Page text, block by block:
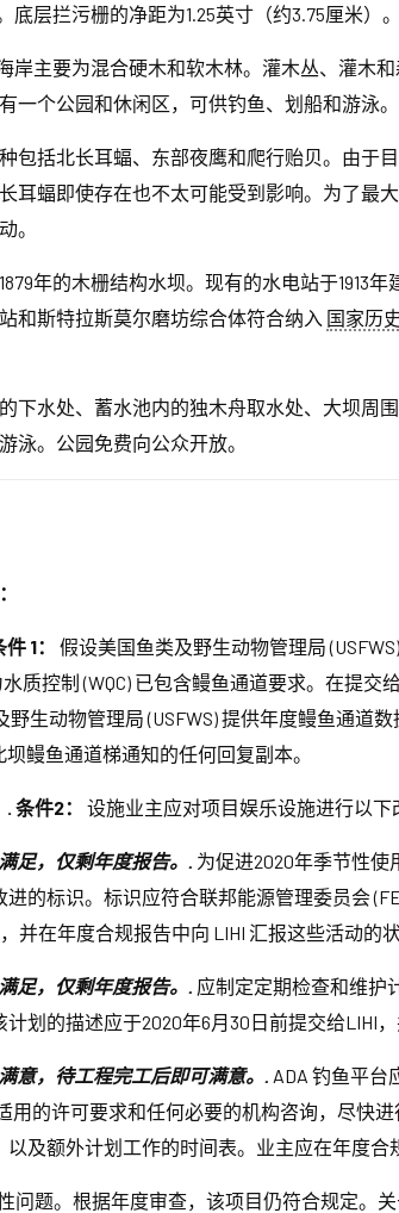
层拦污栅的净距为1.25英寸（约3.75厘米）。
岸主要为混合硬木和软木林。灌木丛、灌木
一个公园和休闲区，可供钓鱼、划船和游泳。
包括北长耳蝠、东部夜鹰和爬行贻贝。由于
耳蝠即使存在也不太可能受到影响。为了最
。
年的木栅结构水坝。现有的水电站于1913
和斯特拉斯莫尔磨坊综合体符合纳入 国家历
下水处、蓄水池内的独木舟取水处、大坝周
泳。公园免费向公众开放。
1：
假设美国鱼类及野生动物管理局
质控制 (WQC) 已包含鳗鱼通道要求。在提
野生动物管理局 (USFWS) 提供年度鳗鱼通道
鳗鱼通道梯通知的任何回复副本。
. 条件2： 设施业主应对项目娱乐设施进行以下
足，仅剩年度报告。. 为促进2020年季节性使
的标识。标识应符合联邦能源管理委员会
并在年度合规报告中向 LIHI 汇报这些活动的状
足，仅剩年度报告。. 应制定定期检查和维护
划的描述应于2020年6月30日前提交给LIHI
意，待工程完工后即可满意。. ADA 钓鱼平台
用的许可要求和任何必要的机构咨询，尽快
及额外计划工作的时间表。业主应在年度合
问题。根据年度审查，该项目仍符合规定。